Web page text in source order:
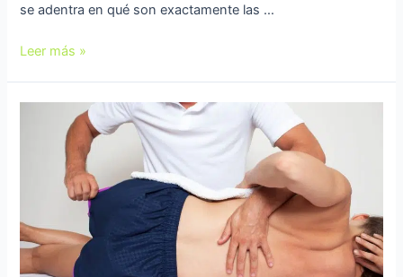
se adentra en qué son exactamente las …
Leer más »